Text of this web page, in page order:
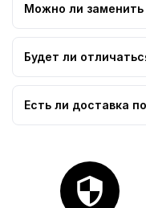
Можно ли заменить
Будет ли
Есть ли доставка
security